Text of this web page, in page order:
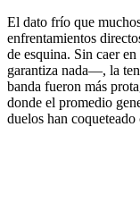
El dato frío que
enfrentamientos
de esquina. Sin caer
garantiza nada—, la
banda fueron más
donde el promedio
duelos han